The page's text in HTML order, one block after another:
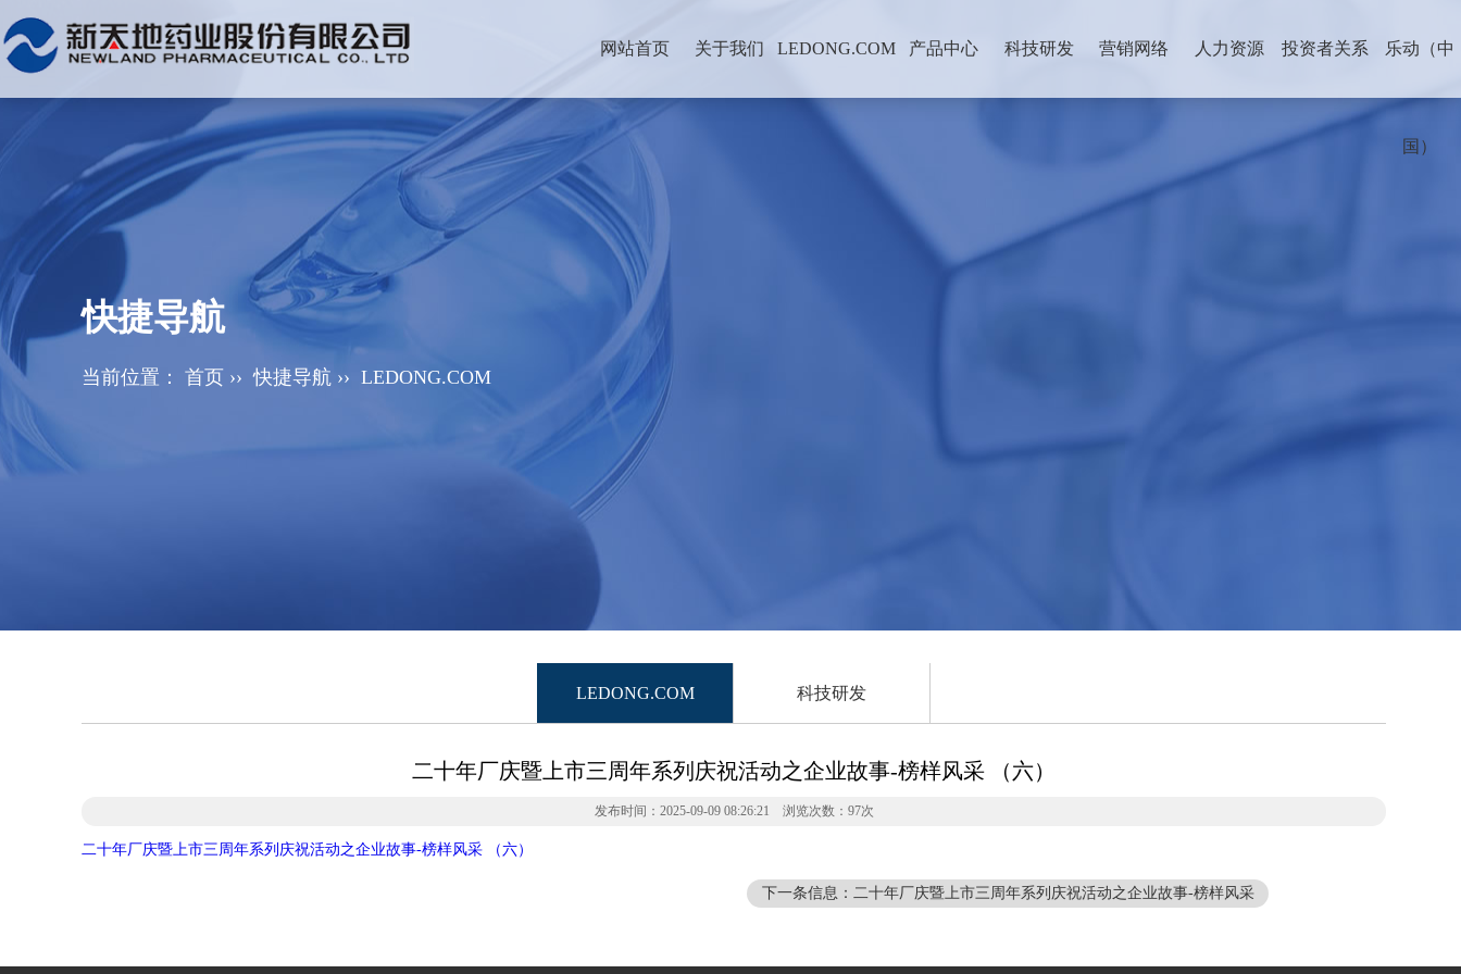
网站首页 关于我们 LEDONG.COM 产品中心 科技研发 营销网络 人力资源 投资者关系 乐动（中
国）
快捷导航
当前位置： 首页 ››快捷导航 ›› LEDONG.COM
LEDONG.COM 科技研发
二十年厂庆暨上市三周年系列庆祝活动之企业故事-榜样风采 （六）
发布时间：2025-09-09 08:26:21 浏览次数：97次
二十年厂庆暨上市三周年系列庆祝活动之企业故事-榜样风采 （六）
下一条信息：二十年厂庆暨上市三周年系列庆祝活动之企业故事-榜样风采